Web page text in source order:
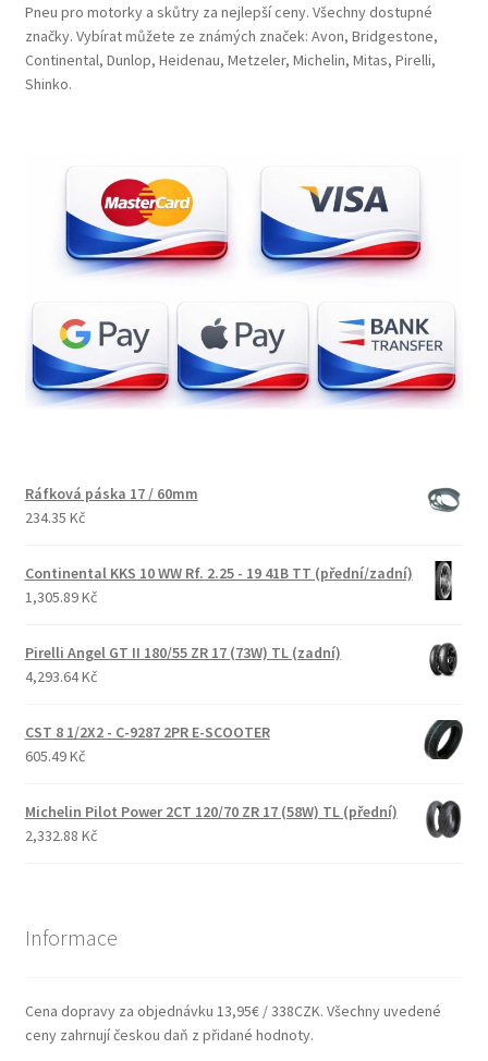
Pneu pro motorky a skůtry za nejlepší ceny. Všechny dostupné
značky. Vybírat můžete ze známých značek: Avon, Bridgestone,
Continental, Dunlop, Heidenau, Metzeler, Michelin, Mitas, Pirelli,
Shinko.
Ráfková páska 17 / 60mm
234.35 Kč
Continental KKS 10 WW Rf. 2.25 - 19 41B TT (přední/zadní)
1,305.89 Kč
Pirelli Angel GT II 180/55 ZR 17 (73W) TL (zadní)
4,293.64 Kč
CST 8 1/2X2 - C-9287 2PR E-SCOOTER
605.49 Kč
Michelin Pilot Power 2CT 120/70 ZR 17 (58W) TL (přední)
2,332.88 Kč
Informace
Cena dopravy za objednávku 13,95€ / 338CZK. Všechny uvedené
ceny zahrnují českou daň z přidané hodnoty.